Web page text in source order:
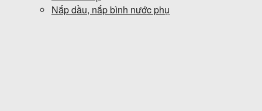
Nắp dầu, nắp bình nước phụ